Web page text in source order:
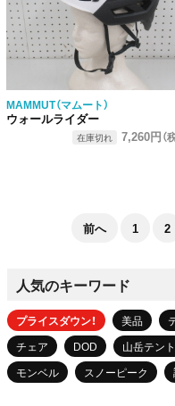
MAMMUT（マムート）
ウォールライダー
在庫切れ 7,260円（
前へ 1 2
人気のキーワード
プライスダウン！ 美品
チェア
DOD 山岳テント
モンベル
スノーピーク